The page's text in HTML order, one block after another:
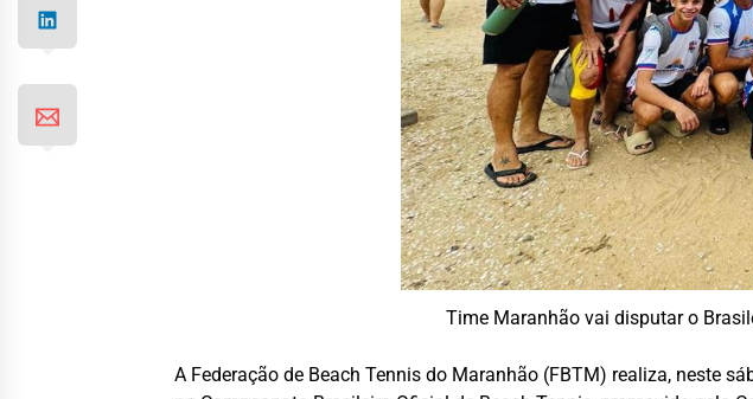
Time Maranhão vai disputar o
A Federação de Beach Tennis do Maranhão (FBTM) realiza, neste